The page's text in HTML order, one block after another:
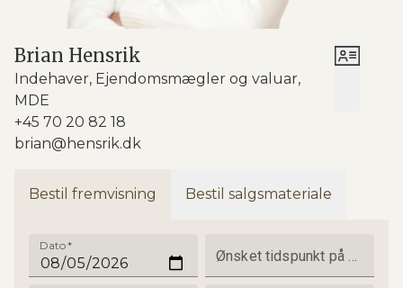
Brian Hensrik
Indehaver, Ejendomsmægler og valuar,
MDE
+45 70 20 82 18
brian@hensrik.dk
Bestil fremvisning Bestil salgsmateriale
Dato*
Ønsket tidspunkt på dagen